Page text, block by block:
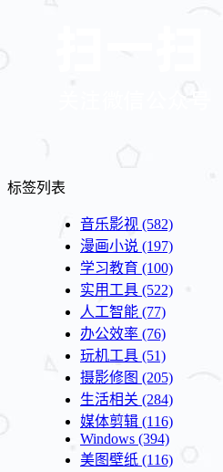
标签列表
音乐影视 (582)
漫画小说 (197)
学习教育 (100)
实用工具 (522)
人工智能 (77)
办公效率 (76)
玩机工具 (51)
摄影修图 (205)
生活相关 (284)
媒体剪辑 (116)
Windows (394)
美图壁纸 (116)